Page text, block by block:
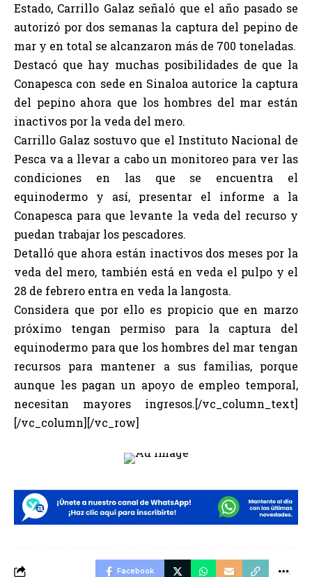
Estado, Carrillo Galaz señaló que el año pasado se
autorizó por dos semanas la captura del pepino de
mar y en total se alcanzaron más de 700 toneladas.
Destacó que hay muchas posibilidades de que la
Conapesca con sede en Sinaloa autorice la captura
del pepino ahora que los hombres del mar están
inactivos por la veda del mero.
Carrillo Galaz sostuvo que el Instituto Nacional de
Pesca va a llevar a cabo un monitoreo para ver las
condiciones en las que se encuentra el
equinodermo y así, presentar el informe a la
Conapesca para que levante la veda del recurso y
puedan trabajar los pescadores.
Detalló que ahora están inactivos dos meses por la
veda del mero, también está en veda el pulpo y el
28 de febrero entra en veda la langosta.
Considera que por ello es propicio que en marzo
próximo tengan permiso para la captura del
equinodermo para que los hombres del mar tengan
recursos para mantener a sus familias, porque
aunque les pagan un apoyo de empleo temporal,
necesitan mayores ingresos.[/vc_column_text]
[/vc_column][/vc_row]
Facebook